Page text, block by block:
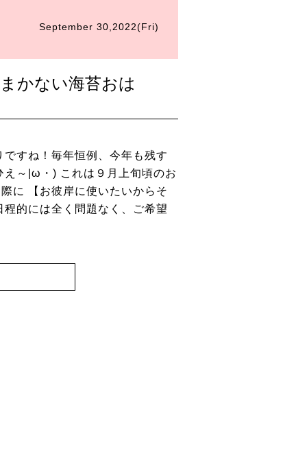
September 30,2022(Fri)
かない海苔おは
すね！毎年恒例、今年も残す
～|ω・) これは９月上旬頃のお
に 【お彼岸に使いたいからそ
的には全く問題なく、ご希望